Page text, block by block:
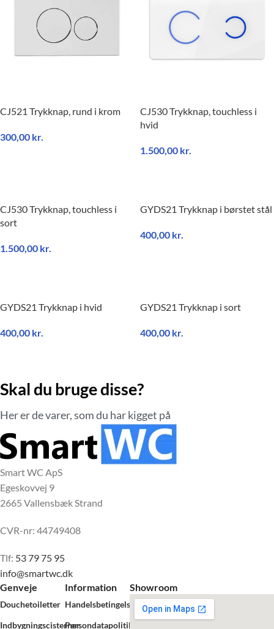
CJ521 Trykknap, rund i krom
300,00 kr.
CJ530 Trykknap, touchless i
hvid
1.500,00 kr.
CJ530 Trykknap, touchless i
sort
1.500,00 kr.
GYDS21 Trykknap i børstet stål
400,00 kr.
GYDS21 Trykknap i hvid
400,00 kr.
GYDS21 Trykknap i sort
400,00 kr.
Skal du bruge disse?
Her er de varer, som du har kigget på
Smart WC ApS
Egeskovvej 9
2665 Vallensbæk Strand
CVR-nr: 44749408
Tlf: 53 79 75 95
info@smartwc.dk
Genveje
Douchetoiletter
Indbygningscisterner
Information
Handelsbetingelser
Persondatapolitik
Showroom